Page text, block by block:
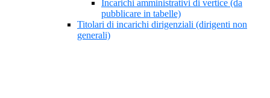
Incarichi amministrativi di vertice (da
pubblicare in tabelle)
Titolari di incarichi dirigenziali (dirigenti non
generali)